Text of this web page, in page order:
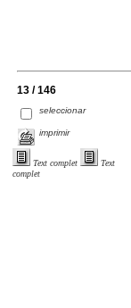
13 / 146
seleccionar
imprimir
Text complet
Text
complet